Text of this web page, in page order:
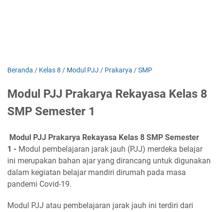
Beranda / Kelas 8 / Modul PJJ / Prakarya /SMP
Modul PJJ Prakarya Rekayasa Kelas 8
SMP Semester 1
Modul PJJ Prakarya Rekayasa Kelas 8 SMP Semester
1 - Modul pembelajaran jarak jauh (PJJ) merdeka belajar
ini merupakan bahan ajar yang dirancang untuk digunakan
dalam kegiatan belajar mandiri dirumah pada masa
pandemi Covid-19.
Modul PJJ atau pembelajaran jarak jauh ini terdiri dari